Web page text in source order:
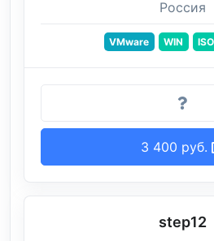
Россия
VMware WIN ISO
3 400 руб.
step12